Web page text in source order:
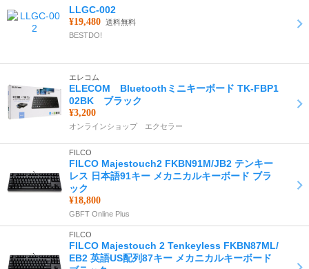
LLGC-002
¥19,480 送料無料
BESTDO!
エレコム
ELECOM Bluetoothミニキーボード TK-FBP1
02BK ブラック
¥3,200
オンラインショップ エクセラー
FILCO
FILCO Majestouch2 FKBN91M/JB2 テンキー
レス 日本語91キー メカニカルキーボード ブラ
ック
¥18,800
GBFT Online Plus
FILCO
FILCO Majestouch 2 Tenkeyless FKBN87ML/
EB2 英語US配列87キー メカニカルキーボード